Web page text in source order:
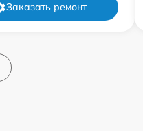
Заказать ремонт